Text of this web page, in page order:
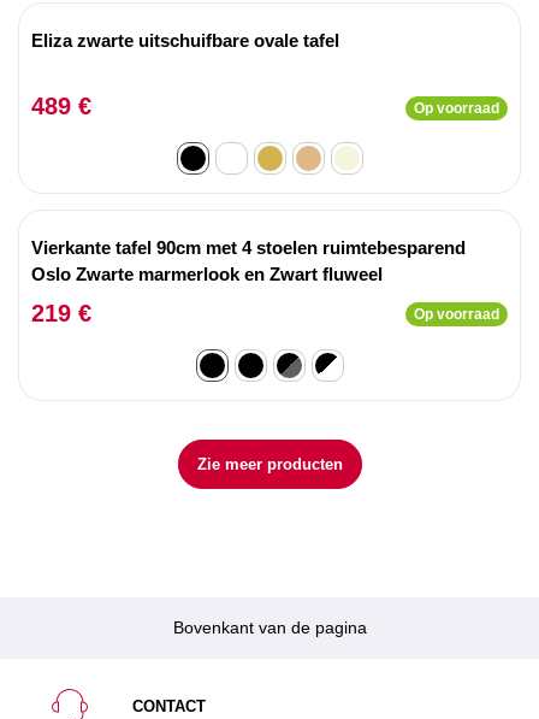
Eliza zwarte uitschuifbare ovale tafel
489 € Op voorraad
Vierkante tafel 90cm met 4 stoelen ruimtebesparend
Oslo Zwarte marmerlook en Zwart fluweel
219 € Op voorraad
Zie meer producten
Bovenkant van de pagina
CONTACT